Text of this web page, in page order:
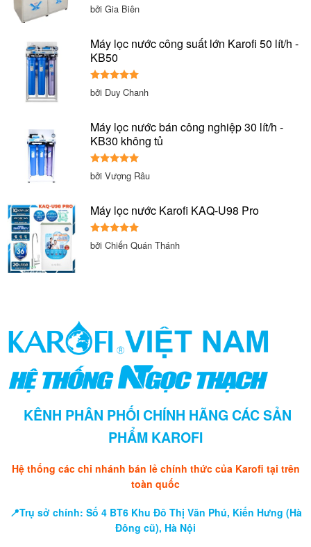
Được xếp
hạng5 5
bởi Gia Biên
Máy lọc nước công suất lớn Karofi 50 lít/h -
KB50
Được xếp
hạng5 5
bởi Duy Chanh
Máy lọc nước bán công nghiệp 30 lít/h -
KB30 không tủ
Được xếp
hạng55
bởi Vượng Râu
Máy lọc nước Karofi KAQ-U98 Pro
Được xếp
hạng 55
bởi Chiến Quán Thánh
KÊNH PHÂN PHỐI CHÍNH HÃNG CÁC SẢN
PHẨM KAROFI
Hệ thống các chi nhánh bán lẻ chính thức của Karofi tại trên
toàn quốc
📍Trụ sở chính: Số 4 BT6 Khu Đô Thị Văn Phú, Kiến Hưng (Hà
Đông cũ), Hà Nội